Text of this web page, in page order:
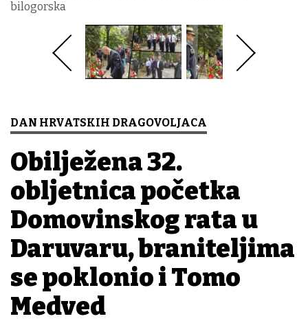
bilogorska
DAN HRVATSKIH DRAGOVOLJACA
Obilježena 32.
obljetnica početka
Domovinskog rata u
Daruvaru, braniteljima
se poklonio i Tomo
Medved